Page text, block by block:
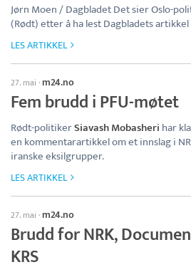
Jørn Moen / Dagbladet Det sier Oslo-
(Rødt) etter å ha lest Dagbladets
LES ARTIKKEL
27. mai · m24.no
Fem brudd i PFU-møtet
Rødt-politikerSiavash Mobasheri har
en kommentarartikkel om et innslag i
iranske eksilgrupper.
LES ARTIKKEL
27. mai · m24.no
Brudd for NRK,
KRS